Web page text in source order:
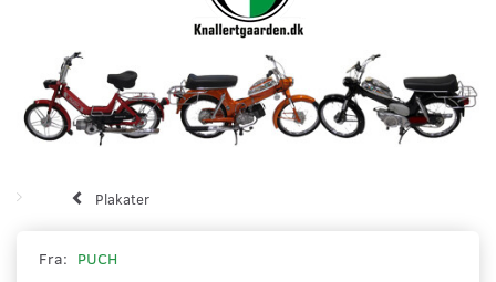
Plakater
Fra: PUCH